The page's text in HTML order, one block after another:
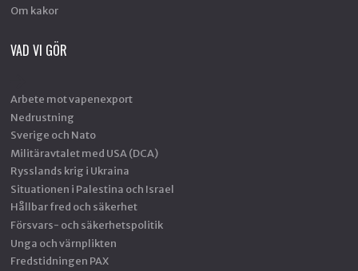
Om kakor
VAD VI GÖR
Arbete mot vapenexport
Nedrustning
Sverige och Nato
Militäravtalet med USA (DCA)
Rysslands krig i Ukraina
Situationen i Palestina och Israel
Hållbar fred och säkerhet
Försvars- och säkerhetspolitik
Unga och värnplikten
Fredstidningen PAX